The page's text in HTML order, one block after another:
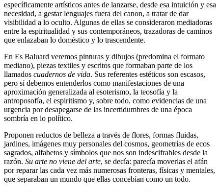
específicamente artísticos antes de lanzarse, desde esa intuición y esa
necesidad, a gestar lenguajes fuera del canon, a tratar de dar
visibilidad a lo oculto. Algunas de ellas se consideraron mediadoras
entre la espiritualidad y sus contemporáneos, trazadoras de caminos
que enlazaban lo doméstico y lo trascendente.
En Es Baluard veremos pinturas y dibujos (predomina el formato
mediano), piezas textiles y escritos que formaban parte de los
llamados cuadernos de vida. Sus referentes estéticos son escasos,
pero sí debemos entenderlos como manifestaciones de una
aproximación generalizada al esoterismo, la teosofía y la
antroposofía, el espiritismo y, sobre todo, como evidencias de una
urgencia por desapegarse de las incertidumbres de una época
sombría en lo político.
Proponen reductos de belleza a través de flores, formas fluidas,
jardines, imágenes muy personales del cosmos, geometrías de ecos
sagrados, alfabetos y símbolos que nos son indescifrables desde la
razón. Su arte no viene del arte, se decía: parecía moverlas el afán
por reparar las cada vez más numerosas fronteras, físicas y mentales,
que separaban un mundo que ellas concebían como un todo.